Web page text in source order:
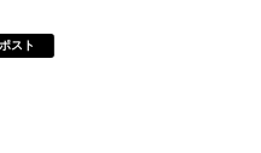
ポスト